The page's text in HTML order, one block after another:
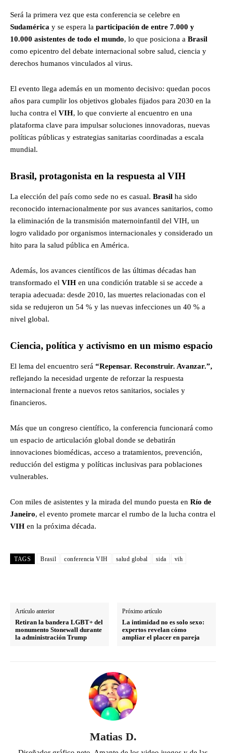
Será la primera vez que esta conferencia se celebre en
Sudamérica y se espera la participación de entre 7.000 y
10.000 asistentes de todo el mundo, lo que posiciona a Brasil
como epicentro del debate internacional sobre salud, ciencia y
derechos humanos vinculados al virus.
El evento llega además en un momento decisivo: quedan pocos
años para cumplir los objetivos globales fijados para 2030 en la
lucha contra el VIH, lo que convierte al encuentro en una
plataforma clave para impulsar soluciones innovadoras, nuevas
políticas públicas y estrategias sanitarias coordinadas a escala
mundial.
Brasil, protagonista en la respuesta al VIH
La elección del país como sede no es casual. Brasil ha sido
reconocido internacionalmente por sus avances sanitarios, como
la eliminación de la transmisión maternoinfantil del VIH, un
logro validado por organismos internacionales y considerado un
hito para la salud pública en América.
Además, los avances científicos de las últimas décadas han
transformado el VIH en una condición tratable si se accede a
terapia adecuada: desde 2010, las muertes relacionadas con el
sida se redujeron un 54 % y las nuevas infecciones un 40 % a
nivel global.
Ciencia, política y activismo en un mismo espacio
El lema del encuentro será “Repensar. Reconstruir. Avanzar.”,
reflejando la necesidad urgente de reforzar la respuesta
internacional frente a nuevos retos sanitarios, sociales y
financieros.
Más que un congreso científico, la conferencia funcionará como
un espacio de articulación global donde se debatirán
innovaciones biomédicas, acceso a tratamientos, prevención,
reducción del estigma y políticas inclusivas para poblaciones
vulnerables.
Con miles de asistentes y la mirada del mundo puesta en Río de
Janeiro, el evento promete marcar el rumbo de la lucha contra el
VIH en la próxima década.
TAGS Brasil conferencia VIH salud global sida vih
Artículo anterior
Retiran la bandera LGBT+ del
monumento Stonewall durante
la administración Trump
Próximo artículo
La intimidad no es solo sexo:
expertos revelan cómo
ampliar el placer en pareja
Matias D.